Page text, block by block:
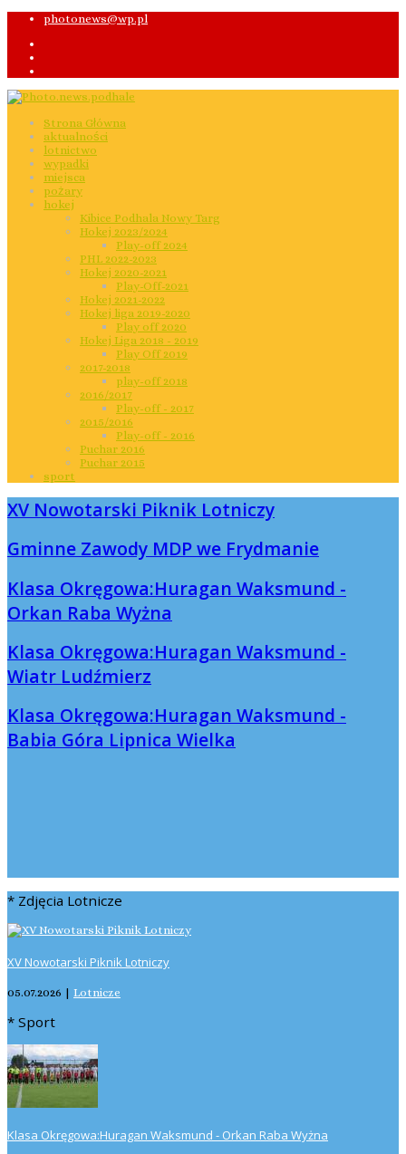
photonews@wp.pl
Strona Główna
aktualności
lotnictwo
wypadki
miejsca
pożary
hokej
Kibice Podhala Nowy Targ
Hokej 2023/2024
Play-off 2024
PHL 2022-2023
Hokej 2020-2021
Play-Off-2021
Hokej 2021-2022
Hokej liga 2019-2020
Play off 2020
Hokej Liga 2018 - 2019
Play Off 2019
2017-2018
play-off 2018
2016/2017
Play-off - 2017
2015/2016
Play-off - 2016
Puchar 2016
Puchar 2015
sport
XV Nowotarski Piknik Lotniczy
Gminne Zawody MDP we Frydmanie
Klasa Okręgowa:Huragan Waksmund -
Orkan Raba Wyżna
Klasa Okręgowa:Huragan Waksmund -
Wiatr Ludźmierz
Klasa Okręgowa:Huragan Waksmund -
Babia Góra Lipnica Wielka
* Zdjęcia Lotnicze
XV Nowotarski Piknik Lotniczy
05.07.2026 | Lotnicze
* Sport
Klasa Okręgowa:Huragan Waksmund - Orkan Raba Wyżna